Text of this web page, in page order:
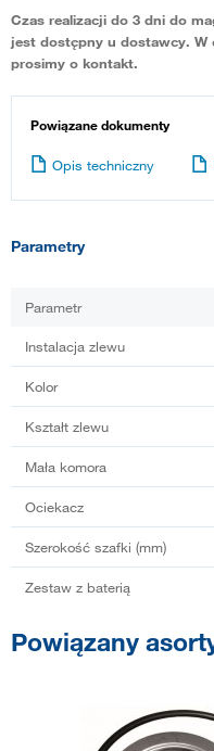
Czas realizacji do 3 dni do
jest dostępny u dostawcy. W
prosimy o kontakt.
Powiązane dokumenty
Opis techniczny
Parametry
Parametr
Instalacja zlewu
Kolor
Kształt zlewu
Mała komora
Ociekacz
Szerokość szafki (mm)
Zestaw z baterią
Powiązany